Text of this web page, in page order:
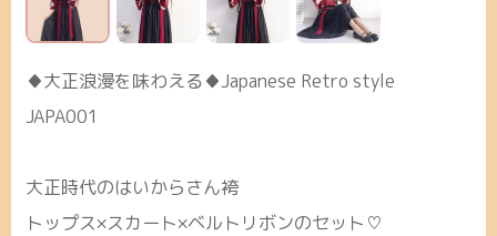
♦大正浪漫を味わえる♦Japanese Retro style
JAPA001
大正時代のはいからさん袴
トップス×スカート×ベルトリボンのセット♡